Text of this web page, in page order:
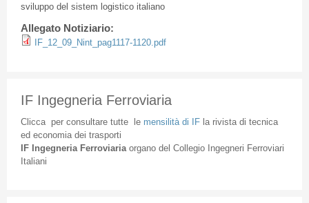
sviluppodel sistem logistico italiano
Allegato Notiziario:
IF_12_09_Nint_pag1117-1120.pdf
IF Ingegneria Ferroviaria
Cliccaper consultare tuttele mensilità di IFla rivista di tecnica
ed economia dei trasporti
IF Ingegneria Ferroviaria organodel Collegio Ingegneri Ferroviari
Italiani